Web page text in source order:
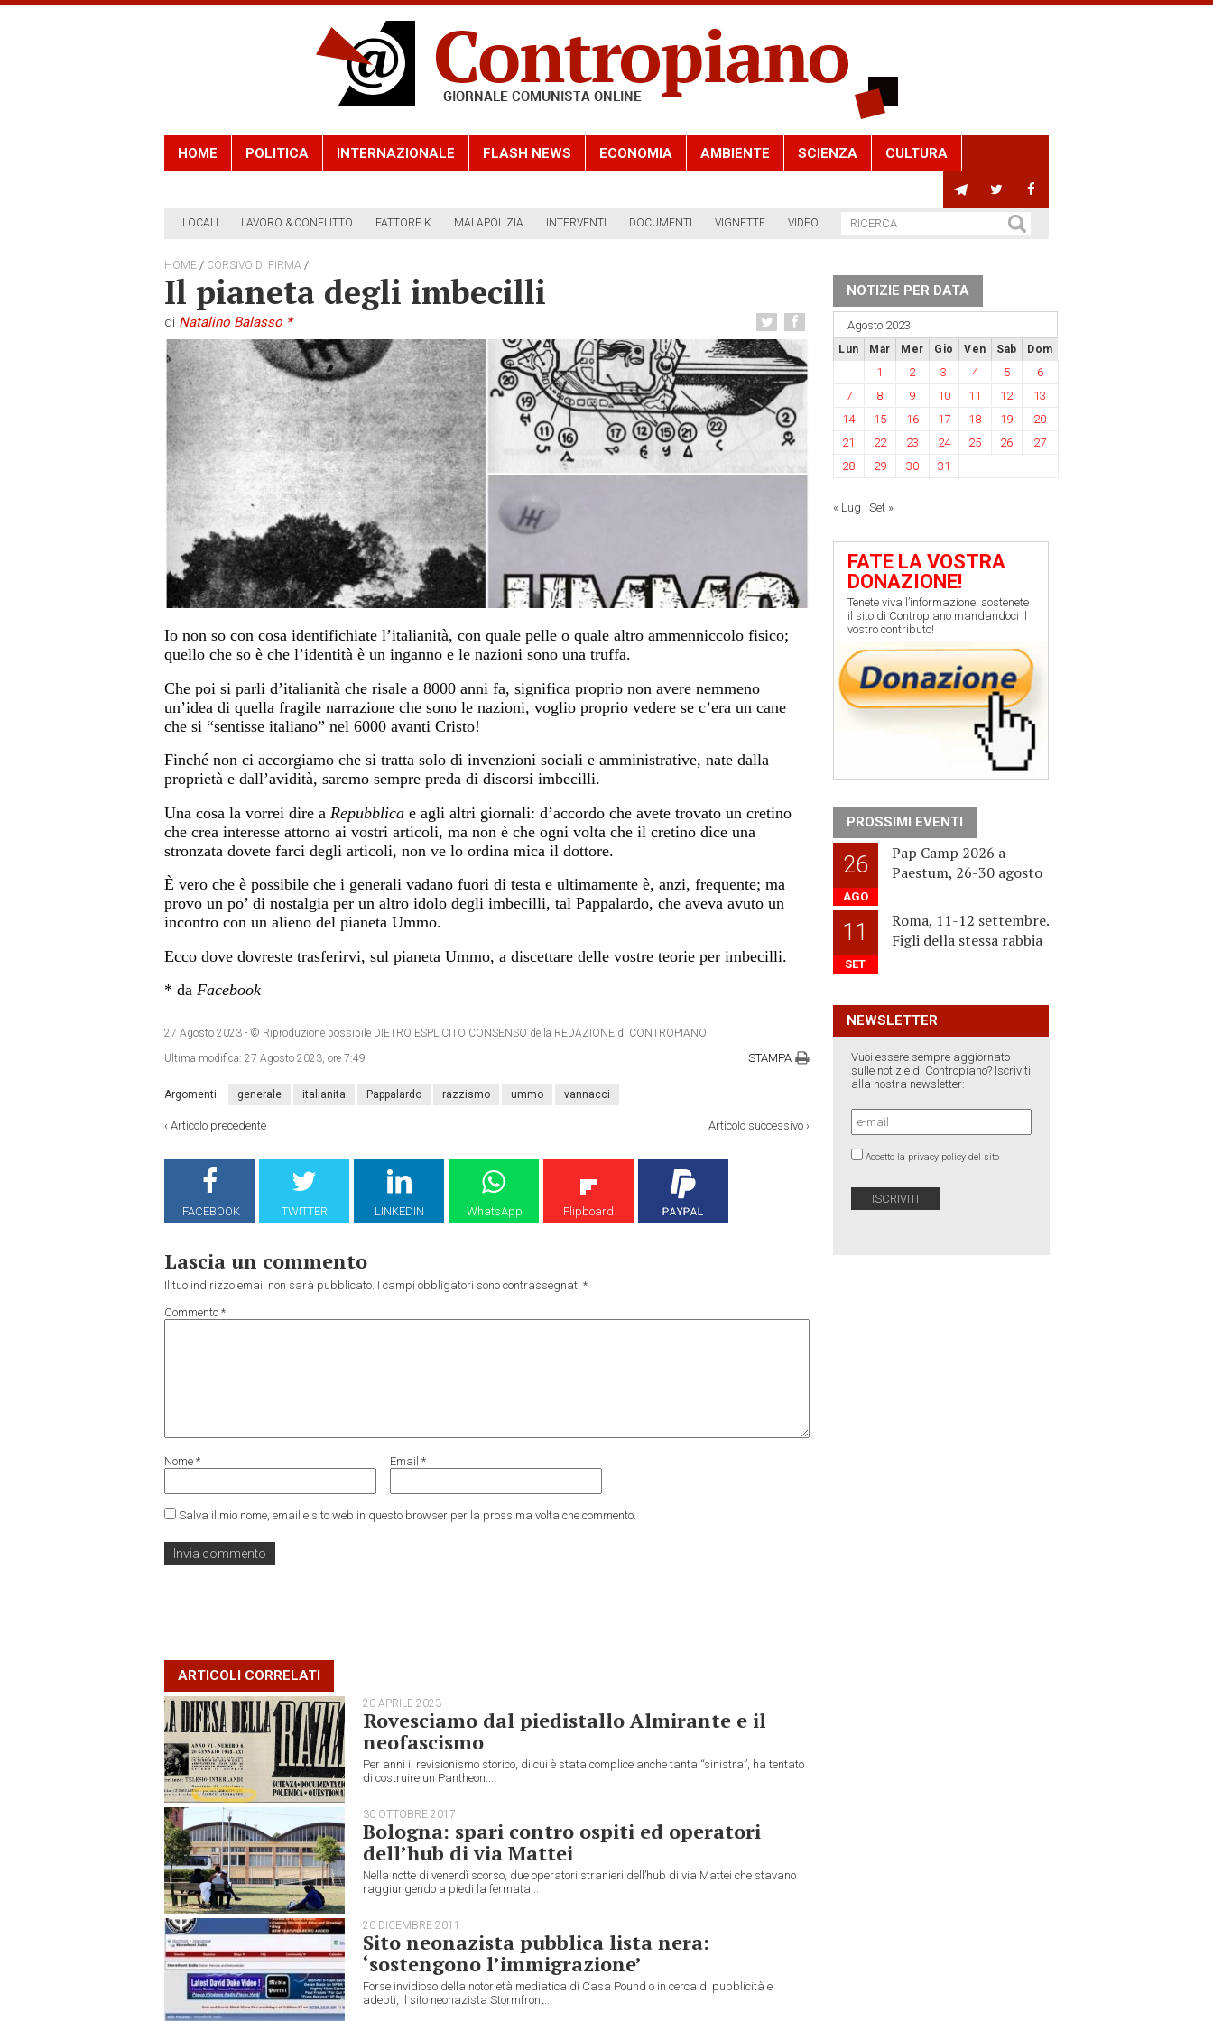
HOME POLITICA INTERNAZIONALE FLASH NEWS ECONOMIA AMBIENTE SCIENZA CULTURA
LOCALI LAVORO & CONFLITTO FATTORE K MALAPOLIZIA INTERVENTI DOCUMENTI VIGNETTE VIDEO
HOME / CORSIVO DI FIRMA /
Il pianeta degli imbecilli
di Natalino Balasso *
Io non so con cosa identifichiate l’italianità, con quale pelle o quale altro ammenniccolo fisico;
quello che so è che l’identità è un inganno e le nazioni sono una truffa.
Che poi si parli d’italianità che risale a 8000 anni fa, significa proprio non avere nemmeno
un’idea di quella fragile narrazione che sono le nazioni, voglio proprio vedere se c’era un cane
che si “sentisse italiano” nel 6000 avanti Cristo!
Finché non ci accorgiamo che si tratta solo di invenzioni sociali e amministrative, nate dalla
proprietà e dall’avidità, saremo sempre preda di discorsi imbecilli.
Una cosa la vorrei dire a Repubblica e agli altri giornali: d’accordo che avete trovato un cretino
che crea interesse attorno ai vostri articoli, ma non è che ogni volta che il cretino dice una
stronzata dovete farci degli articoli, non ve lo ordina mica il dottore.
È vero che è possibile che i generali vadano fuori di testa e ultimamente è, anzi, frequente; ma
provo un po’ di nostalgia per un altro idolo degli imbecilli, tal Pappalardo, che aveva avuto un
incontro con un alieno del pianeta Ummo.
Ecco dove dovreste trasferirvi, sul pianeta Ummo, a discettare delle vostre teorie per imbecilli.
* da Facebook
27 Agosto 2023 - © Riproduzione possibile DIETRO ESPLICITO CONSENSO della REDAZIONE di CONTROPIANO
Ultima modifica: 27 Agosto 2023, ore 7:49 STAMPA
Argomenti: generale italianita Pappalardo razzismo ummo vannacci
‹ Articolo precedente Articolo successivo ›
FACEBOOK TWITTER LINKEDIN WhatsApp Flipboard
Lascia un commento
Il tuo indirizzo email non sarà pubblicato. I campi obbligatori sono contrassegnati *
Commento *
Nome * Email *
Salva il mio nome, email e sito web in questo browser per la prossima volta che commento.
ARTICOLI CORRELATI
20 APRILE 2023
Rovesciamo dal piedistallo Almirante e il
neofascismo
Per anni il revisionismo storico, di cui è stata complice anche tanta “sinistra”, ha tentato
di costruire un Pantheon...
30 OTTOBRE 2017
Bologna: spari contro ospiti ed operatori
dell’hub di via Mattei
Nella notte di venerdì scorso, due operatori stranieri dell’hub di via Mattei che stavano
raggiungendo a piedi la fermata...
20 DICEMBRE 2011
Sito neonazista pubblica lista nera:
‘sostengono l’immigrazione’
Forse invidioso della notorietà mediatica di Casa Pound o in cerca di pubblicità e
adepti, il sito neonazista Stormfront...
NOTIZIE PER DATA
Agosto 2023
Lun Mar Mer Gio Ven Sab Dom
1 2 3 4 5
6
7
8 9 10 11 12
13
14
15 16 17 18 19
20
21
22 23 24 25 26
27
28
29 30 31
« Lug Set »
FATE LA VOSTRA
DONAZIONE!
Tenete viva l’informazione: sostenete
il sito di Contropiano mandandoci il
vostro contributo!
PROSSIMI EVENTI
26
AGO
Pap Camp 2026 a
Paestum, 26-30 agosto
11
SET
Roma, 11-12 settembre.
Figli della stessa rabbia
NEWSLETTER
Vuoi essere sempre aggiornato
sulle notizie di Contropiano? Iscriviti
alla nostra newsletter:
Accetto la privacy policy del sito